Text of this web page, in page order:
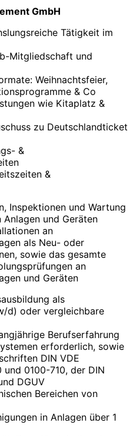
GmbH
Tätigkeit im
Mitgliedschaft und
Weihnachtsfeier,
& Co
wie Kitaplatz &
zu Deutschlandticket
&
&
Inspektionen und Wartung
und Geräten
an
als Neu- oder
sowie das gesamte
an
und Geräten
als
d) oder vergleichbare
Berufserfahrung
erforderlich, sowie
DIN VDE
0100-710, der DIN
DGUV
Bereichen von
in Anlagen über 1